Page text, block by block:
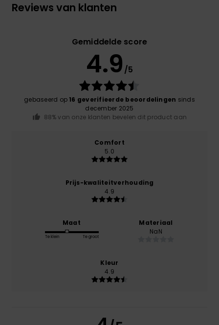
Reviews van klanten
Gemiddelde score
4.9 /5
gebaseerd op 16 geverifieerde beoordelingen sinds
december 2025
88% van onze klanten bevelen dit product aan
Comfort
5.0
Prijs-kwaliteitverhouding
4.9
Maat
Te klein Te groot
Materiaal
NaN
Kleur
4.9